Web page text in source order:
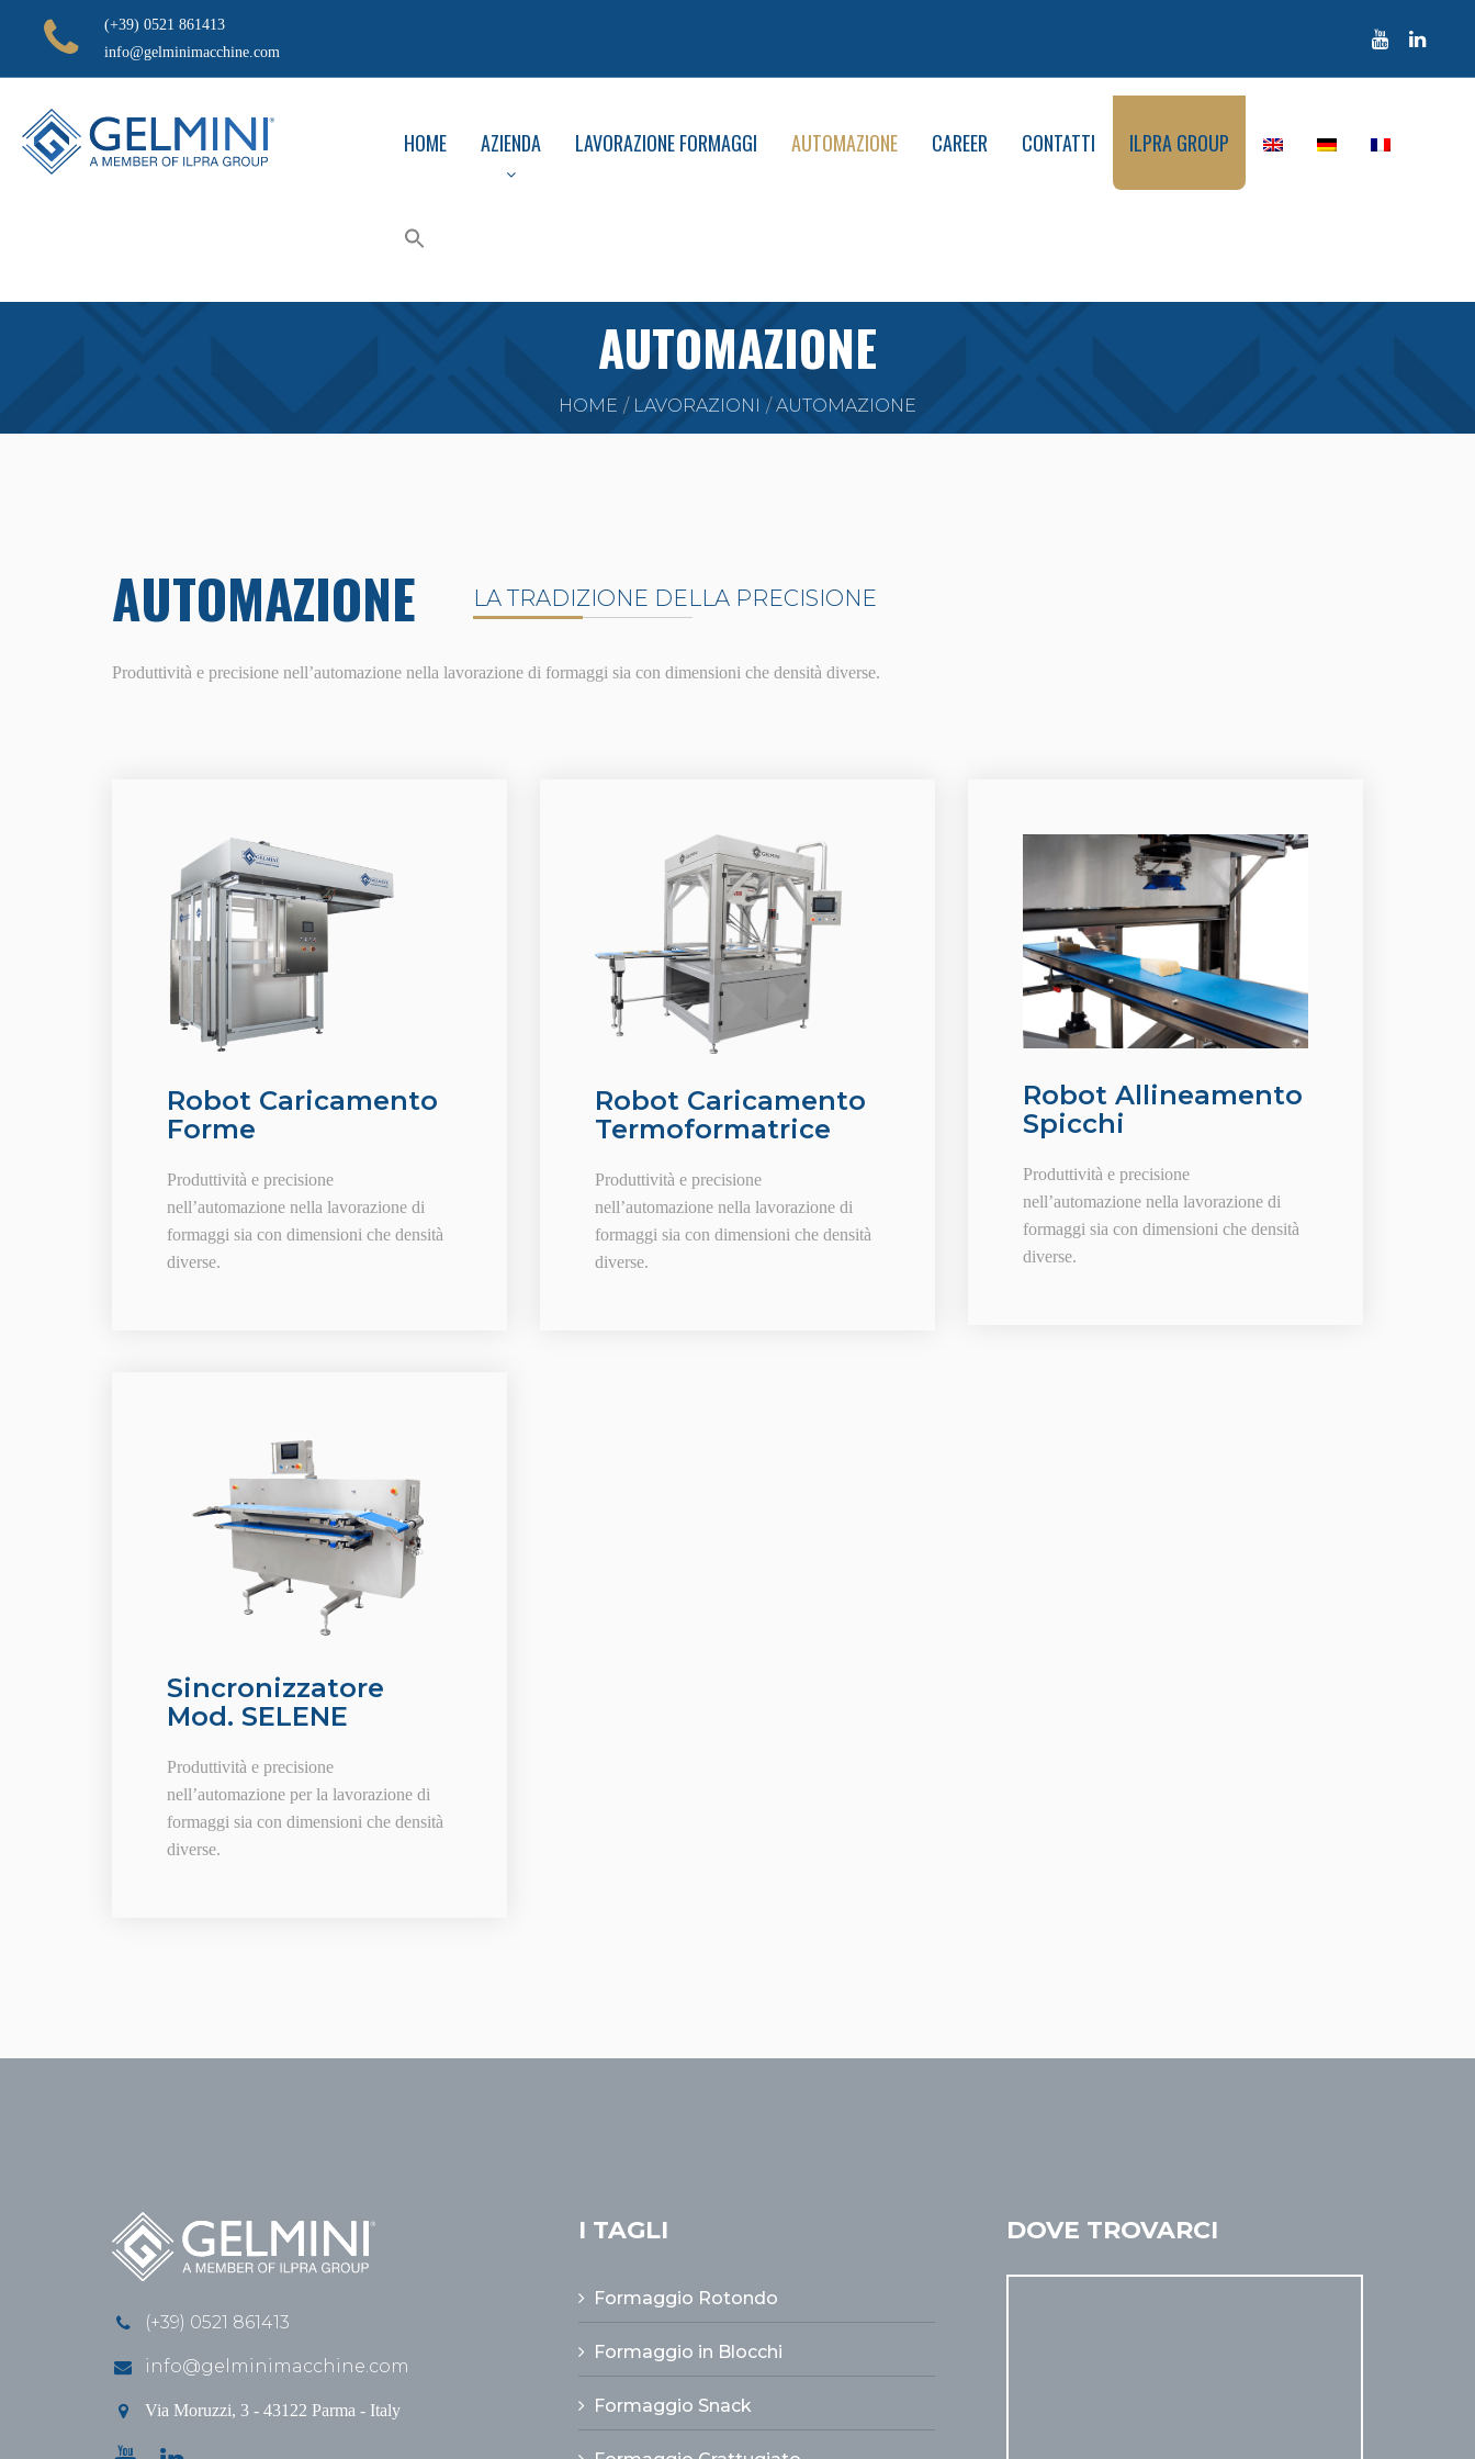
(+39) 0521 861413
info@gelminimacchine.com
HOME AZIENDA LAVORAZIONE FORMAGGI AUTOMAZIONE CAREER CONTATTI ILPRA GROUP
AUTOMAZIONE
HOME LAVORAZIONI AUTOMAZIONE
AUTOMAZIONE LA TRADIZIONE DELLA PRECISIONE
Produttività e precisione nell’automazione nella lavorazione di formaggi sia con dimensioni che densità diverse.
Robot Caricamento
Forme
Produttività e precisione
nell’automazione nella lavorazione di
formaggi sia con dimensioni che densità
diverse.
Sincronizzatore
Mod. SELENE
Produttività e precisione
nell’automazione per la lavorazione di
formaggi sia con dimensioni che densità
diverse.
Robot Caricamento
Termoformatrice
Produttività e precisione
nell’automazione nella lavorazione di
formaggi sia con dimensioni che densità
diverse.
Robot Allineamento
Spicchi
Produttività e precisione
nell’automazione nella lavorazione di
formaggi sia con dimensioni che densità
diverse.
(+39) 0521 861413
info@gelminimacchine.com
Via Moruzzi, 3 - 43122 Parma - Italy
I TAGLI
Formaggio Rotondo
Formaggio in Blocchi
Formaggio Snack
DOVE TROVARCI